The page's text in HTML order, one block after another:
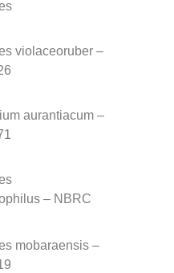
violaceoruber –
aurantiacum –
– NBRC
mobaraensis –